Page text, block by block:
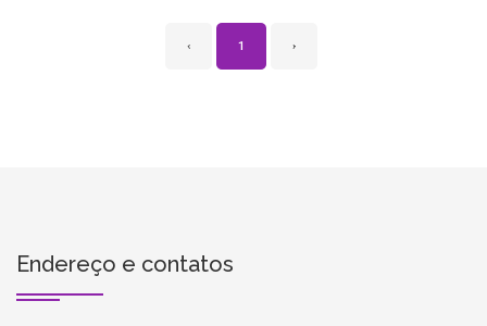
‹ 1 ›
Endereço e contatos